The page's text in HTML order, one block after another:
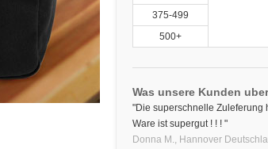
375-499
500+
Was unsere Kunden
"Die superschnelle Zuleferung
Ware ist supergut ! ! ! "
Donna M., Hannover